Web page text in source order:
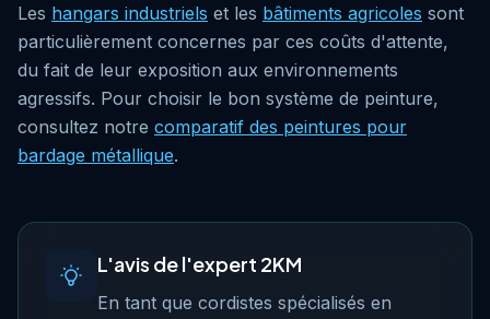
Les hangars industriels et les bâtiments agricoles sont
particulièrement concernes par ces coûts d'attente,
du fait de leur exposition aux environnements
agressifs. Pour choisir le bon système de peinture,
consultez notre comparatif des peintures pour
bardage métallique.
L'avis de l'expert 2KM
En tant que cordistes spécialisés en